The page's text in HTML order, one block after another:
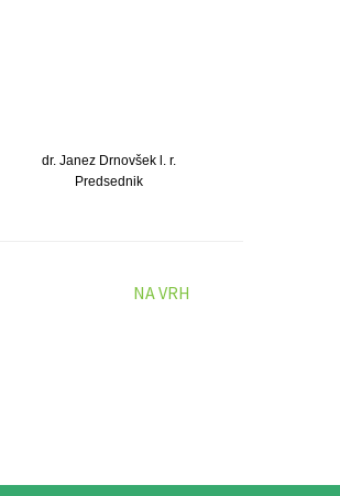
dr. Janez Drnovšek l. r.
Predsednik
NA VRH